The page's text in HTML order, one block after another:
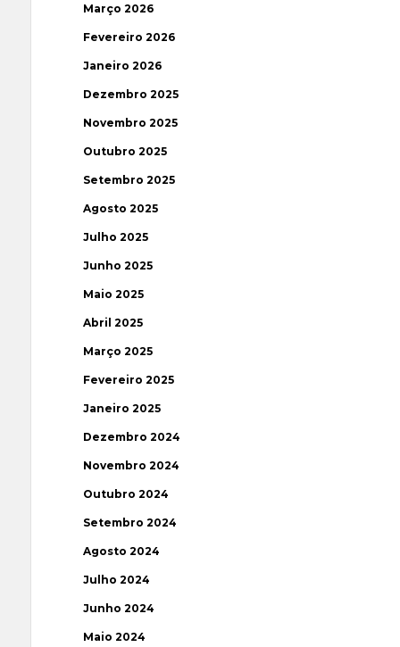
Março 2026
Fevereiro 2026
Janeiro 2026
Dezembro 2025
Novembro 2025
Outubro 2025
Setembro 2025
Agosto 2025
Julho 2025
Junho 2025
Maio 2025
Abril 2025
Março 2025
Fevereiro 2025
Janeiro 2025
Dezembro 2024
Novembro 2024
Outubro 2024
Setembro 2024
Agosto 2024
Julho 2024
Junho 2024
Maio 2024